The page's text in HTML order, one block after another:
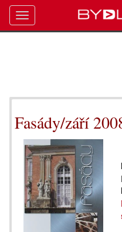
Fasády/září
Toggle
navigation